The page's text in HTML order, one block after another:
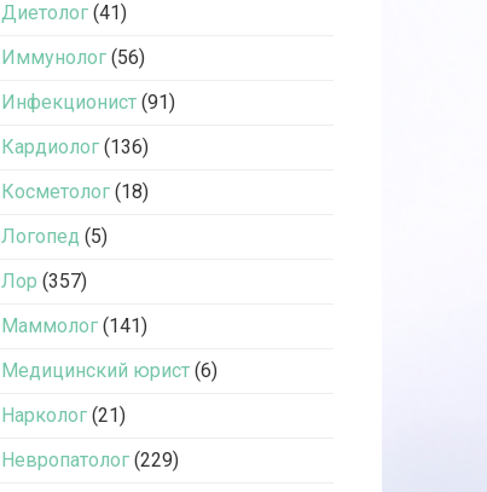
Диетолог (41)
Иммунолог (56)
Инфекционист (91)
Кардиолог (136)
Косметолог (18)
Логопед (5)
Лор (357)
Маммолог (141)
Медицинский юрист (6)
Нарколог (21)
Невропатолог (229)